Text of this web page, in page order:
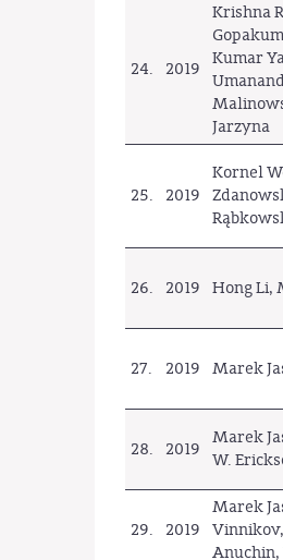
24. 2019
Krishna
Kumar
Jarzyna
25. 2019
Kornel
26. 2019 Hong Li,
27. 2019 Marek
28. 2019
Marek
W.
29. 2019
Marek
Anuchin,